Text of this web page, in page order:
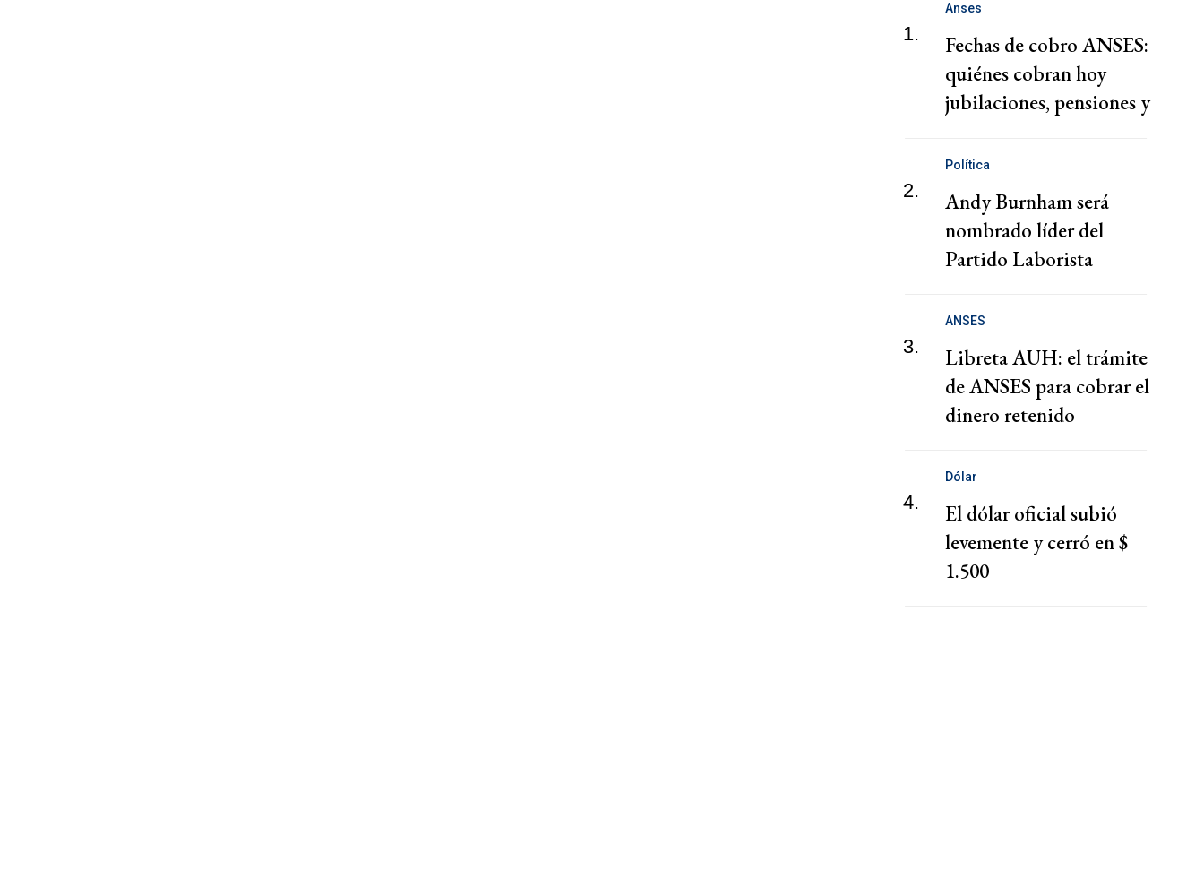
1.
Anses
Fechas de cobro ANSES:
quiénes cobran hoy
jubilaciones, pensiones y
julio
2.
Política
Andy Burnham será
nombrado líder del
Partido Laborista
dirigir el Gobierno
3.
ANSES
Libreta AUH: el trámite
de ANSES para cobrar el
dinero retenido
4.
Dólar
El dólar oficial subió
levemente y cerró en $
1.500